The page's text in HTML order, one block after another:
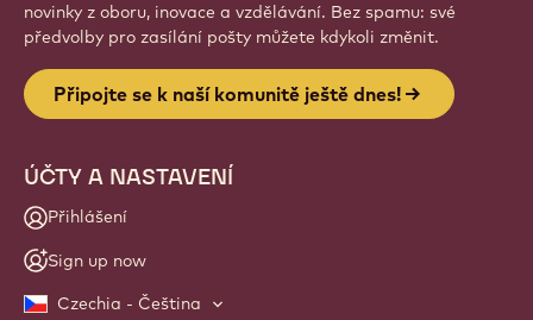
novinky z oboru, inovace a vzdělávání. Bez spamu: své
předvolby pro zasílání pošty můžete kdykoli změnit.
Připojte se k naší komunitě ještě dnes!
ÚČTY A NASTAVENÍ
Přihlášení
Sign up now
Czechia - Čeština